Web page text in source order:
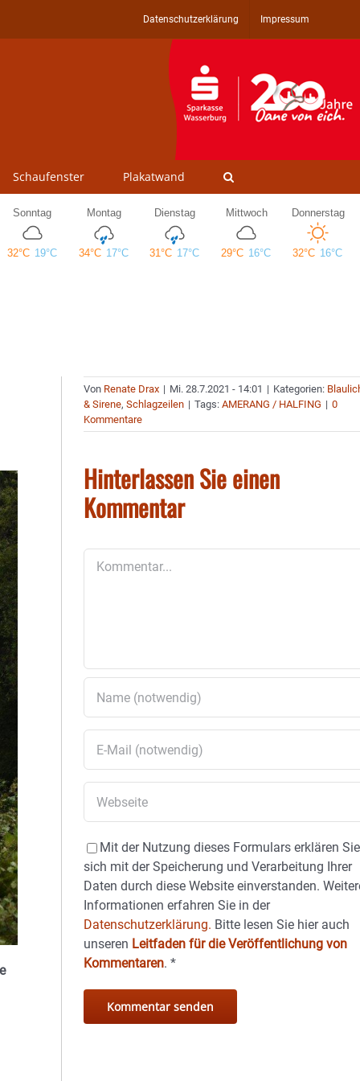
Datenschutzerklärung Impressum
Schaufenster Plakatwand
Von Renate Drax | Mi. 28.7.2021 - 14:01 | Kategorien:
& Sirene,Schlagzeilen | Tags:AMERANG / HALFING | 0
Kommentare
Hinterlassen Sie einen
Kommentar
Mit der Nutzung dieses Formulars erklären Sie
sich mit der Speicherung und Verarbeitung Ihrer
Daten durch diese Website einverstanden.
Informationen erfahren Sie in der
Datenschutzerklärung. Bitte lesen Sie hier auch
unseren Leitfaden für die Veröffentlichung von
Kommentaren.*